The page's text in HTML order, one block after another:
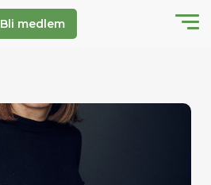
Bli medlem